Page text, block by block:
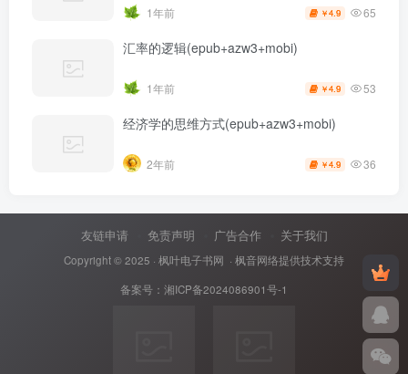
1年前 ￥4.9 65
汇率的逻辑(epub+azw3+mobi)
1年前 ￥4.9 53
经济学的思维方式(epub+azw3+mobi)
2年前 ￥4.9 36
友链申请 免责声明 广告合作 关于我们
Copyright © 2025 · 枫叶电子书网 · 枫音网络提供技术支持
备案号： 湘ICP备2024086901号-1